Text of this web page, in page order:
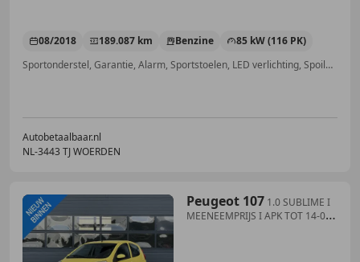
08/2018 189.087 km Benzine
85 kW (116 PK)
Sportonderstel, Garantie, Alarm, Sportstoelen, LED verlichting, Spoiler, Lichtmetalen velgen, Nieuwe APK
Autobetaalbaar.nl
NL-3443 TJ WOERDEN
Peugeot 107 1.0 SUBLIME I
MEENEEMPRIJS I APK TOT 14-01-